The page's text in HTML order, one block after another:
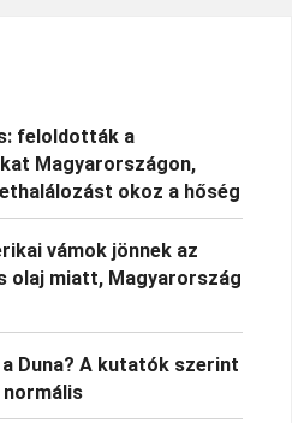
feloldották a
Magyarországon,
okoz a hőség
vámok jönnek az
olaj miatt, Magyarország
Duna? A kutatók szerint
normális